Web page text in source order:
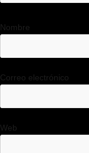
Nombre
Correo electrónico
Web